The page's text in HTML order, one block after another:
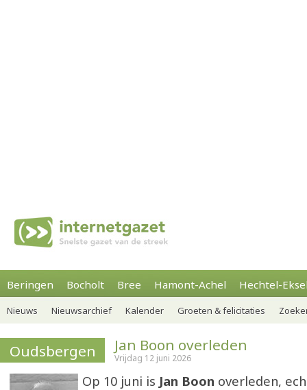
Beringen Bocholt Bree Hamont-Achel Hechtel-
Nieuws Nieuwsarchief Kalender Groeten & felicitaties
Oudsbergen Jan Boon overleden
Vrijdag 12 juni 2026
Op 10 juni is Jan Boon overleden,